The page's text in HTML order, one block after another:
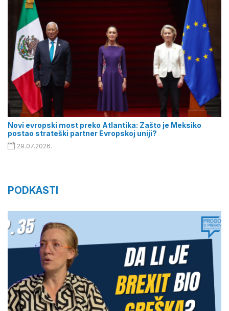
Novi evropski most preko Atlantika: Zašto je Meksiko
postao strateški partner Evropskoj uniji?
29.07.2026.
PODKASTI